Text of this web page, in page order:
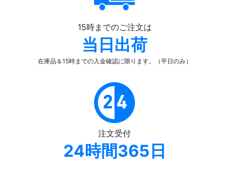
15時までのご注文は
当日出荷
在庫品＆15時までの入金確認に限ります。（平日のみ）
注文受付
24時間365日